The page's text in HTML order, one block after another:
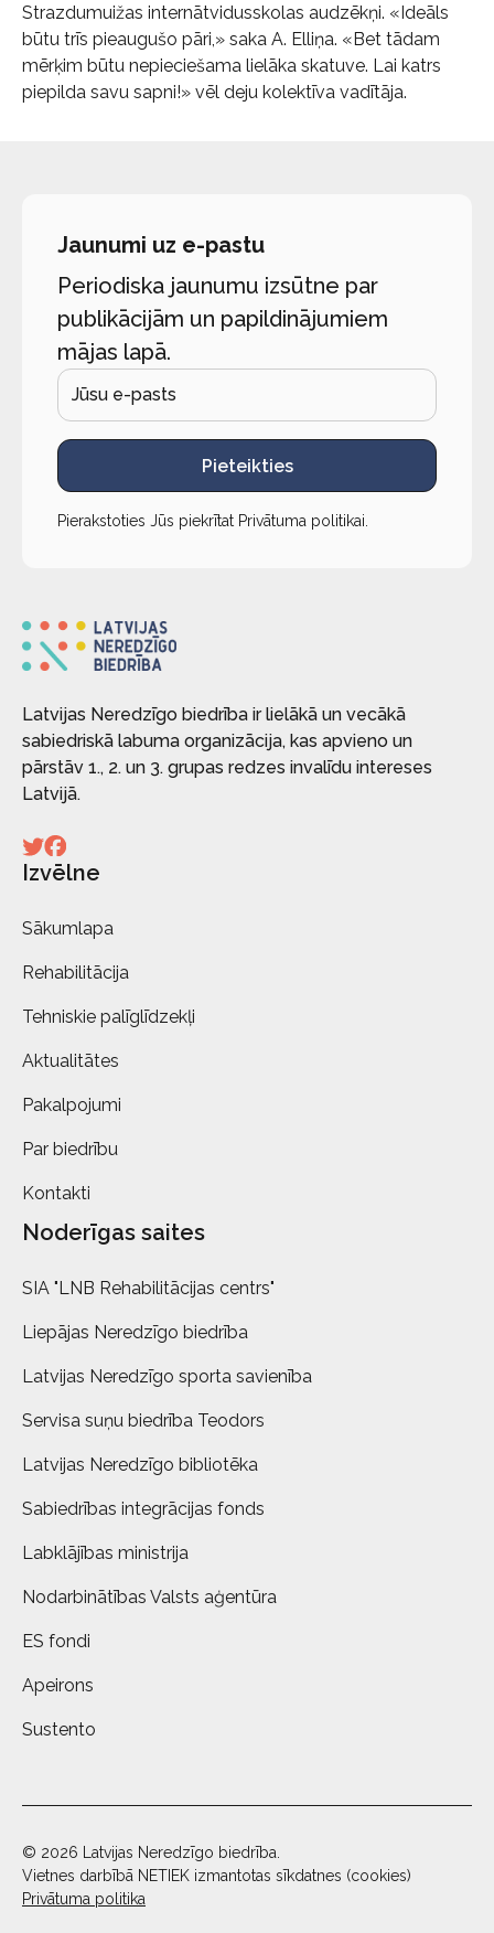
Strazdumuižas internātvidusskolas audzēkņi. «Ideāls
būtu trīs pieaugušo pāri,» saka A. Elliņa. «Bet tādam
mērķim būtu nepieciešama lielāka skatuve. Lai katrs
piepilda savu sapni!» vēl deju kolektīva vadītāja.
Jaunumi uz e-pastu
Periodiska jaunumu izsūtne par
publikācijām un papildinājumiem
mājas lapā.
Pieteikties
Pierakstoties Jūs piekrītat Privātuma politikai
Latvijas Neredzīgo biedrība ir lielākā un vecākā
sabiedriskā labuma organizācija, kas apvieno un
pārstāv 1., 2. un 3. grupas redzes invalīdu intereses
Latvijā.
Izvēlne
Sākumlapa
Rehabilitācija
Tehniskie palīglīdzekļi
Aktualitātes
Pakalpojumi
Par biedrību
Kontakti
Noderīgas saites
SIA "LNB Rehabilitācijas centrs"
Liepājas Neredzīgo biedrība
Latvijas Neredzīgo sporta savienība
Servisa suņu biedrība Teodors
Latvijas Neredzīgo bibliotēka
Sabiedrības integrācijas fonds
Labklājības ministrija
Nodarbinātības Valsts aģentūra
ES fondi
Apeirons
Sustento
© 2026 Latvijas Neredzīgo biedrība.
Vietnes darbībā NETIEK izmantotas sīkdatnes (cookies)
Privātuma politika